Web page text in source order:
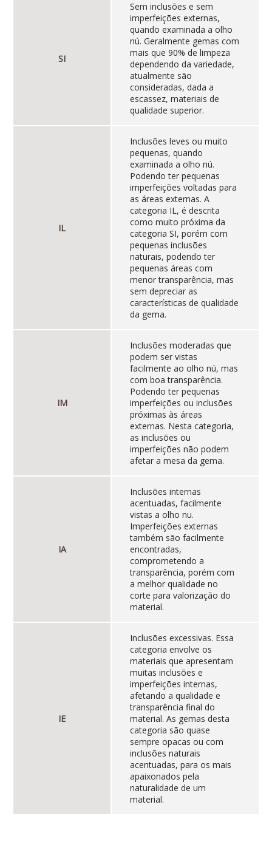
SI
Sem inclusões e sem
imperfeições externas,
quando examinada a olho
nú. Geralmente gemas com
mais que 90% de limpeza
dependendo da variedade,
atualmente são
consideradas, dada a
escassez, materiais de
qualidade superior.
IL
Inclusões leves ou muito
pequenas, quando
examinada a olho nú.
Podendo ter pequenas
imperfeições voltadas para
as áreas externas. A
categoria IL, é descrita
como muito próxima da
categoria SI, porém com
pequenas inclusões
naturais, podendo ter
pequenas áreas com
menor transparência, mas
sem depreciar as
características de qualidade
da gema.
IM
Inclusões moderadas que
podem ser vistas
facilmente ao olho nú, mas
com boa transparência.
Podendo ter pequenas
imperfeições ou inclusões
próximas às áreas
externas. Nesta categoria,
as inclusões ou
imperfeições não podem
afetar a mesa da gema.
IA
Inclusões internas
acentuadas, facilmente
vistas a olho nu.
Imperfeições externas
também são facilmente
encontradas,
comprometendo a
transparência, porém com
a melhor qualidade no
corte para valorização do
material.
IE
Inclusões excessivas. Essa
categoria envolve os
materiais que apresentam
muitas inclusões e
imperfeições internas,
afetando a qualidade e
transparência final do
material. As gemas desta
categoria são quase
sempre opacas ou com
inclusões naturais
acentuadas, para os mais
apaixonados pela
naturalidade de um
material.